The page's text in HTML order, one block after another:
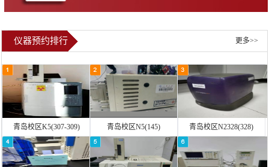
仪器预约排行 更多>>
青岛校区K5(307-309) 青岛校区N5(145) 青岛校区N2328(328)